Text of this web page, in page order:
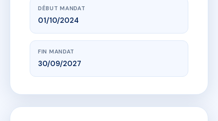
DÉBUT MANDAT
01/10/2024
FIN MANDAT
30/09/2027